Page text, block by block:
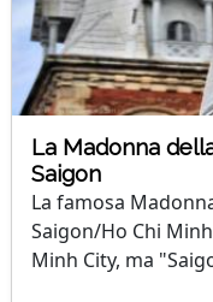
La Madonna
Saigon
La famosa
Saigon/Ho Chi
Minh City, ma